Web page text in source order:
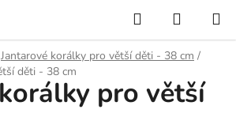
Hledat
KOŠÍK
Jantarové korálky pro větší děti - 38 cm /
děti - 38 cm
pro větší